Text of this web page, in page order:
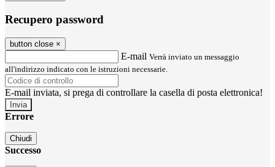
Recupero password
button close ×
E-mail Verrà inviato un messaggio
all'indirizzo indicato con le istruzioni necessarie.
E-mail inviata, si prega di controllare la casella di posta elettronica!
Errore
Chiudi
Successo